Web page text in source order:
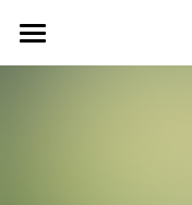
ホーム